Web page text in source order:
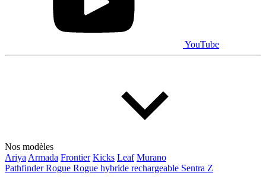
YouTube
Nos modèles
Ariya Armada Frontier Kicks Leaf Murano
PathfinderRogue Rogue hybride rechargeable Sentra Z